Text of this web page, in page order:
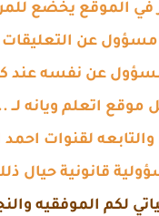
في الموقع يخضع
مسؤول عن
عن نفسه عند
موقع اتعلم ويانه
لقنوات احمد
قانونية حيال
لكم الموفقيه